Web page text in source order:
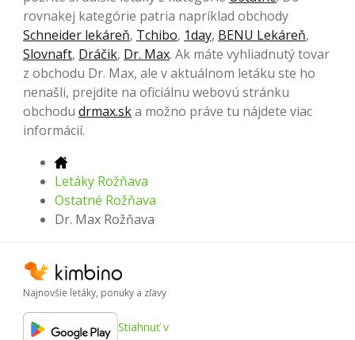
rovnakej kategórie patria napríklad obchody
Schneider lekáreň, Tchibo, 1day, BENU Lekáreň,
Slovnaft, Dráčik, Dr. Max. Ak máte vyhliadnutý tovar
z obchodu Dr. Max, ale v aktuálnom letáku ste ho
nenašli, prejdite na oficiálnu webovú stránku
obchodu drmax.ska možno práve tu nájdete viac
informácií.
Letáky Rožňava
Ostatné Rožňava
Dr. Max Rožňava
Najnovšie letáky, ponuky a zľavy
Stiahnuť v